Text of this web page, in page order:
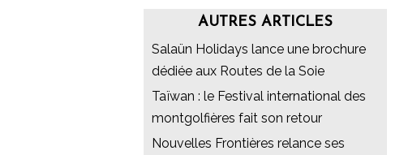
AUTRES ARTICLES
Salaün Holidays lance une brochure
dédiée aux Routes de la Soie
Taïwan : le Festival international des
montgolfières fait son retour
Nouvelles Frontières relance ses